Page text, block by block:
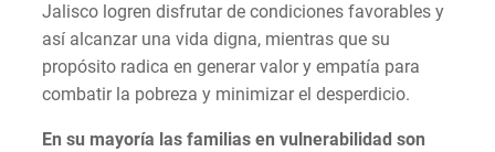
Jalisco logren disfrutar de condiciones favorables y
así alcanzar una vida digna, mientras que su
propósito radica en generar valor y empatía para
combatir la pobreza y minimizar el desperdicio.
En su mayoría las familias en vulnerabilidad son